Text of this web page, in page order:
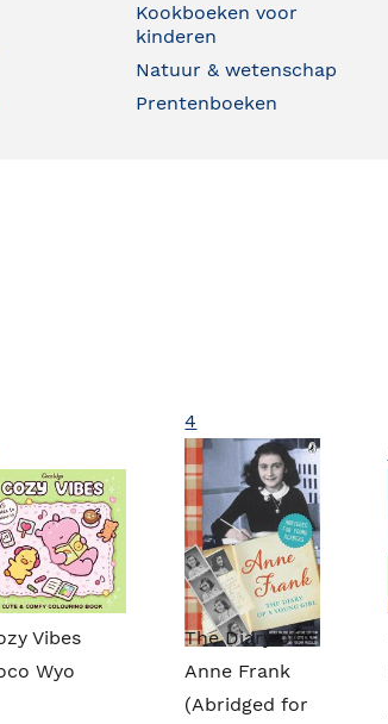
Kookboeken voor
kinderen
Natuur & wetenschap
Prentenboeken
Vibes
Wyo
4
The Diary of
Anne Frank
(Abridged for